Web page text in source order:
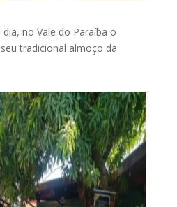
Vale do Paraíba o
tradicional almoço da